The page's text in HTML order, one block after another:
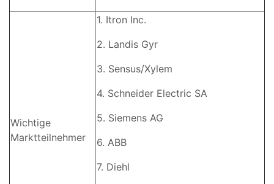
Wichtige
Marktteilnehmer
1. Itron Inc.
2. Landis Gyr
3. Sensus/Xylem
4. Schneider Electric SA
5. Siemens AG
6. ABB
7. Diehl